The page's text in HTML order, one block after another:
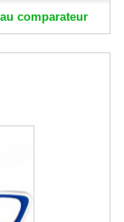
comparateur